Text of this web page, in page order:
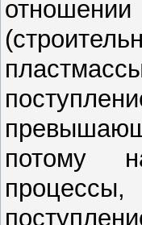
потому